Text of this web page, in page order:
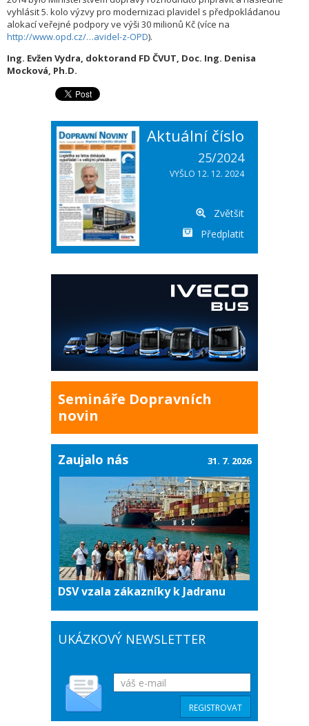
vyhlásit 5. kolo výzvy pro modernizaci plavidel s předpokládanou
alokací veřejné podpory ve výši 30 milionů Kč (více na
http://www.opd.cz/…avidel-z-OPD).
Ing. Evžen Vydra, doktorand FD ČVUT, Doc. Ing. Denisa
Mocková, Ph.D.
Aktuální číslo
25/2024
VYŠLO 12. 12. 2024
Zvětšit
Předplatit
Semináře Dopravních
novin
Zaujalo nás
DSV vzala zákazníky k Jadranu
31. 7. 2026
UKÁZKOVÝ NEWSLETTER